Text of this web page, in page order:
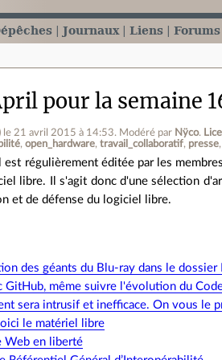
Journaux Liens Forums
pour la semaine
) le 21 avril 2015 à 14:53. Modéré par Nÿco.
open_hardware travail_collaboratif presse
est régulièrement éditée par les
libre. Il s'agit donc d'une sélection
et de défense du logiciel libre.
des géants du Blu-ray dans le dossier
GitHub, même suivre l'évolution du
sera intrusif et inefficace. On vous le
le matériel libre
Web en liberté